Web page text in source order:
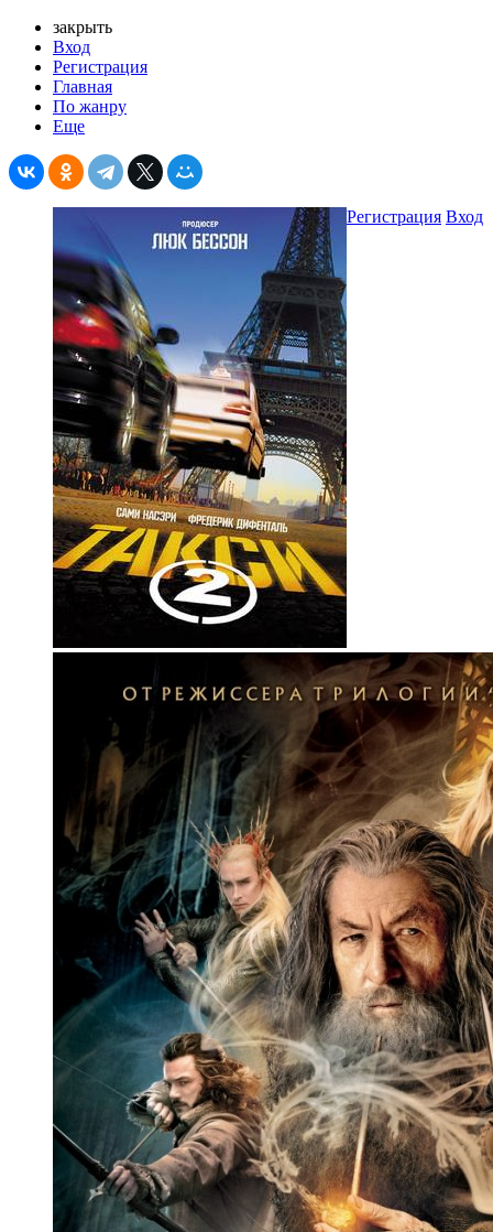
закрыть
Вход
Регистрация
Главная
По жанру
Еще
Регистрация Вход